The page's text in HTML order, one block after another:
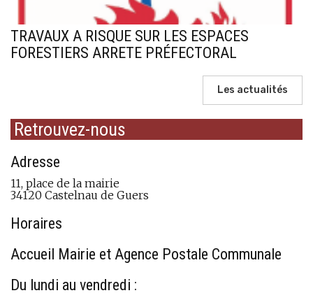
TRAVAUX A RISQUE SUR LES ESPACES
FORESTIERS ARRETE PRÉFECTORAL
Les actualités
Retrouvez-nous
Adresse
11, place de la mairie
34120 Castelnau de Guers
Horaires
Accueil Mairie et Agence Postale Communale
Du lundi au vendredi :